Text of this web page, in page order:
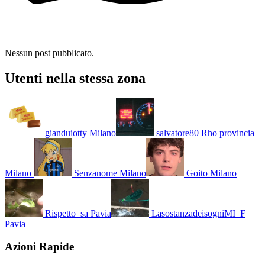
Nessun post pubblicato.
Utenti nella stessa zona
gianduiotty Milano salvatore80 Rho provincia
Milano Senzanome Milano Goito Milano
Rispetto_sa Pavia
LasostanzadeisogniMI_F
Pavia
Azioni Rapide